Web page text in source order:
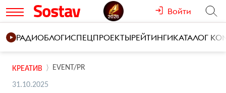
Войти
РАДИОБЛОГИСПЕЦПРОЕКТЫРЕЙТИНГИКАТАЛОГ
КРЕАТИВ EVENT/PR
31.10.2025